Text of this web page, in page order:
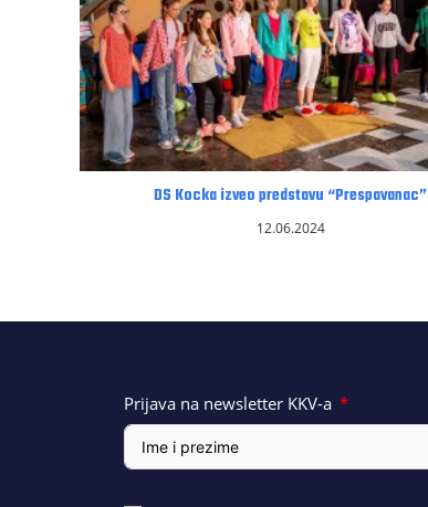
DS Kocka izveo predstavu “Prespavanac”
12.06.2024
Prijava na newsletter KKV-a